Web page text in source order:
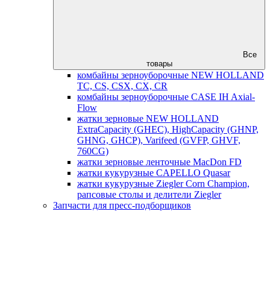
Все
товары
комбайны зерноуборочные NEW HOLLAND
TC, CS, CSX, CX, CR
комбайны зерноуборочные CASE IH Axial-
Flow
жатки зерновые NEW HOLLAND
ExtraCapacity (GHEC), HighCapacity (GHNP,
GHNG, GHCP), Varifeed (GVFP, GHVF,
760CG)
жатки зерновые ленточные MacDon FD
жатки кукурузные CAPELLO Quasar
жатки кукурузные Ziegler Corn Champion,
рапсовые столы и делители Ziegler
Запчасти для пресс-подборщиков